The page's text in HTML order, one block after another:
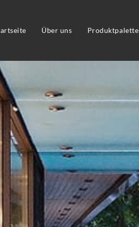
Über uns Produktpalette